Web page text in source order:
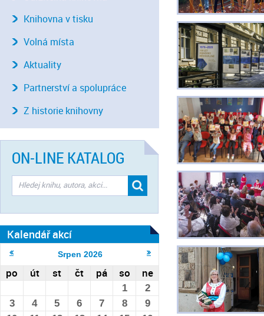
Knihovna v tisku
Volná místa
Aktuality
Partnerství a spolupráce
Z historie knihovny
ON-LINE KATALOG
Kalendář akcí
Srpen 2026
po út st čt pá so ne
1
2
3
4 5 6 7 8
9